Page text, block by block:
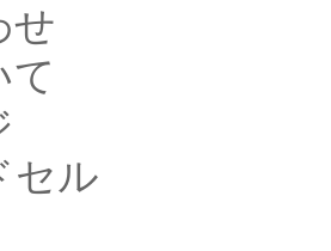
せ
て
セル